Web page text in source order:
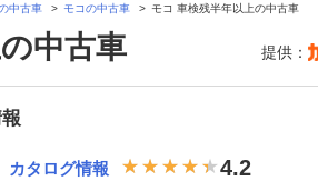
中古車 モコの中古車 モコ 車検残半年以上の中古車
中古車 提供：
カタログ情報 4.2